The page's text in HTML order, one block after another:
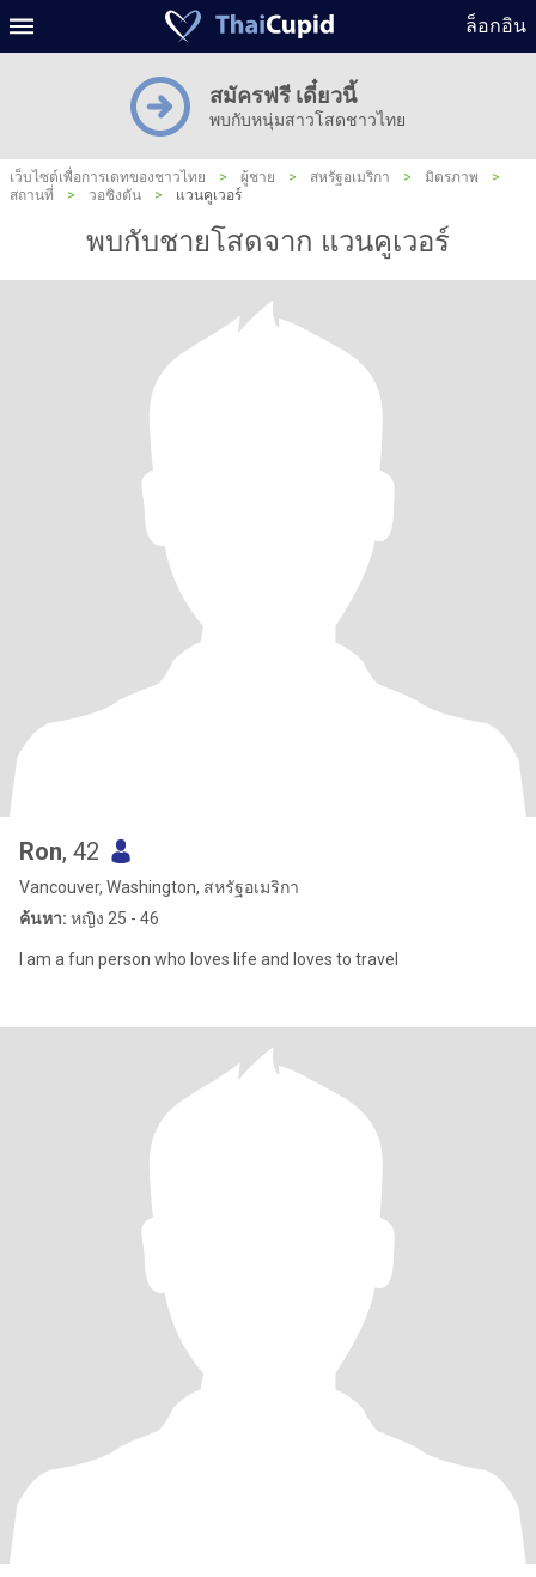
ล็อกอิน
สมัครฟรี เดี๋ยวนี้
พบกับหนุ่มสาวโสดชาวไทย
เว็บไซต์เพื่อการเดทของชาวไทย > ผู้ชาย > สหรัฐอเมริกา > มิตรภาพ
>
สถานที่
> วอชิงตัน > แวนคูเวอร์
พบกับชายโสดจาก แวนคูเวอร์
Ron, 42
Vancouver, Washington, สหรัฐอเมริกา
ค้นหา: หญิง 25 - 46
I am a fun person who loves life and loves to travel